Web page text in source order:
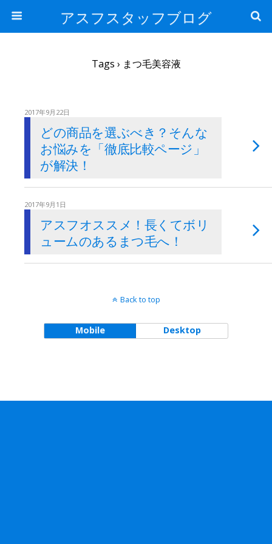
アスフスタッフブログ
Tags › まつ毛美容液
2017年9月22日
どの商品を選ぶべき？そんな
お悩みを「徹底比較ページ」
が解決！
2017年9月1日
アスフオススメ！長くてボリ
ュームのあるまつ毛へ！
Back to top
Mobile Desktop